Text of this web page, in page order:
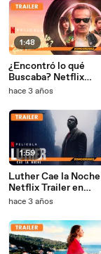
1:48
¿Encontró lo qué
Buscaba? Netflix
Trailer en Español
hace 3 años
1:59
Luther Cae la Noche
Netflix Trailer en
Español Película
hace 3 años